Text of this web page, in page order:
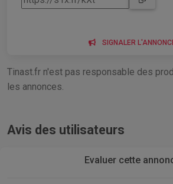
SIGNALER
Tinast.fr n'est pas responsable des
les annonces.
Avis des utilisateurs
Evaluer cette